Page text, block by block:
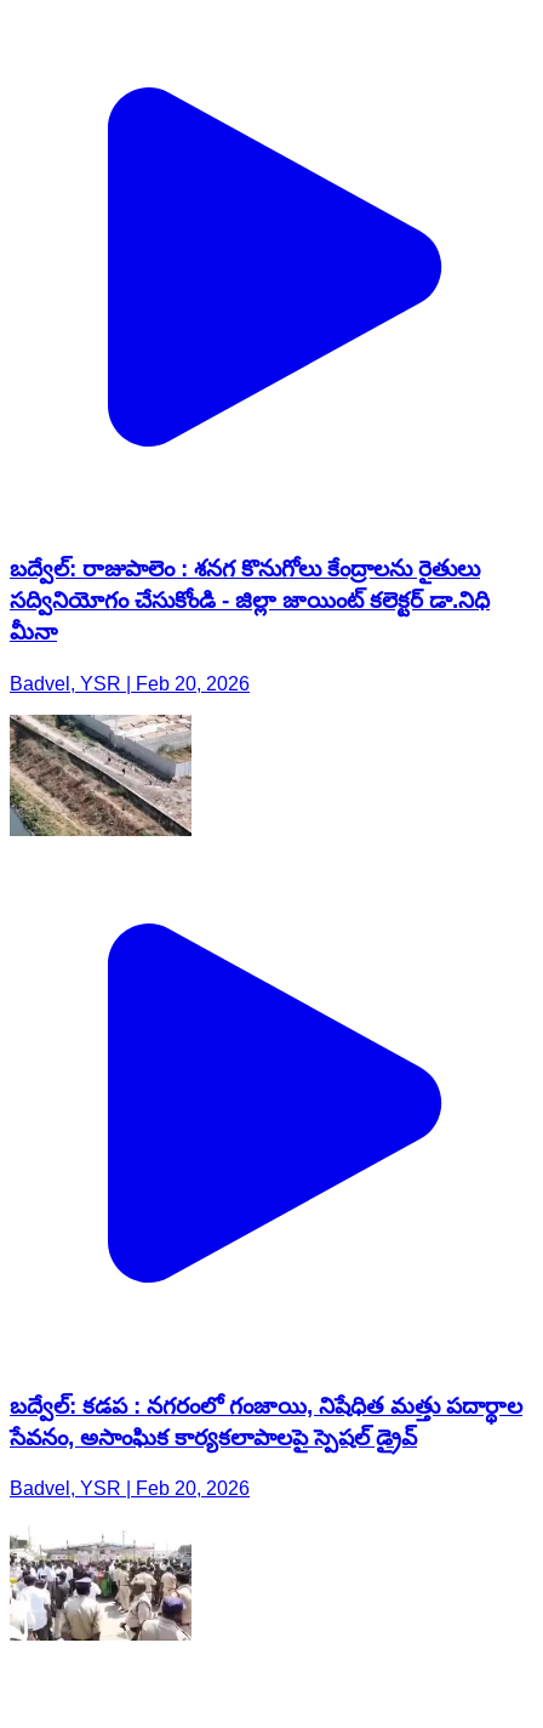
బద్వేల్: రాజుపాలెం : శనగ కొనుగోలు కేంద్రాలను రైతులు
సద్వినియోగం చేసుకోండి - జిల్లా జాయింట్ కలెక్టర్ డా.నిధి
మీనా
Badvel, YSR | Feb 20, 2026
బద్వేల్: కడప : నగరంలో గంజాయి, నిషేధిత మత్తు పదార్థాల
సేవనం, అసాంఘిక కార్యకలాపాలపై స్పెషల్ డ్రైవ్
Badvel, YSR | Feb 20, 2026